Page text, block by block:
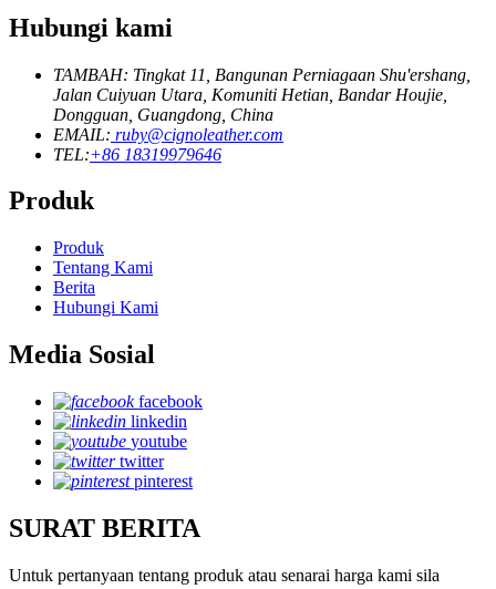
Hubungi kami
TAMBAH: Tingkat 11, Bangunan Perniagaan Shu'ershang,
Jalan Cuiyuan Utara, Komuniti Hetian, Bandar Houjie,
Dongguan, Guangdong, China
EMAIL: ruby@cignoleather.com
TEL:+86 18319979646
Produk
Produk
Tentang Kami
Berita
Hubungi Kami
Media Sosial
facebook
linkedin
youtube
twitter
pinterest
SURAT BERITA
Untuk pertanyaan tentang produk atau senarai harga kami sila